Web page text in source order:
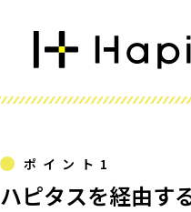
ポイント1
ハピタスを経由す